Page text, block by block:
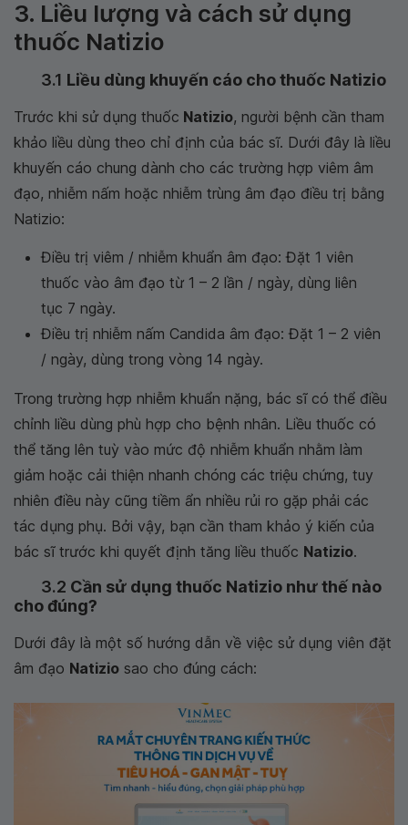
3. Liều lượng và cách sử dụng
thuốc Natizio
3.1 Liều dùng khuyến cáo cho thuốc Natizio
Trước khi sử dụng thuốc Natizio, người bệnh cần tham
khảo liều dùng theo chỉ định của bác sĩ. Dưới đây là liều
khuyến cáo chung dành cho các trường hợp viêm âm
đạo, nhiễm nấm hoặc nhiễm trùng âm đạo điều trị bằng
Natizio:
Điều trị viêm / nhiễm khuẩn âm đạo: Đặt 1 viên
thuốc vào âm đạo từ 1 – 2 lần / ngày, dùng liên
tục 7 ngày.
Điều trị nhiễm nấm Candida âm đạo: Đặt 1 – 2 viên
/ ngày, dùng trong vòng 14 ngày.
Trong trường hợp nhiễm khuẩn nặng, bác sĩ có thể điều
chỉnh liều dùng phù hợp cho bệnh nhân. Liều thuốc có
thể tăng lên tuỳ vào mức độ nhiễm khuẩn nhằm làm
giảm hoặc cải thiện nhanh chóng các triệu chứng, tuy
nhiên điều này cũng tiềm ẩn nhiều rủi ro gặp phải các
tác dụng phụ. Bởi vậy, bạn cần tham khảo ý kiến của
bác sĩ trước khi quyết định tăng liều thuốc Natizio.
3.2 Cần sử dụng thuốc Natizio như thế nào
cho đúng?
Dưới đây là một số hướng dẫn về việc sử dụng viên đặt
âm đạo Natizio sao cho đúng cách: